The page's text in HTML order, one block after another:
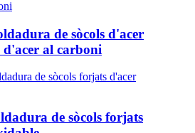
de sòcols d'acer
al carboni
de sòcols forjats